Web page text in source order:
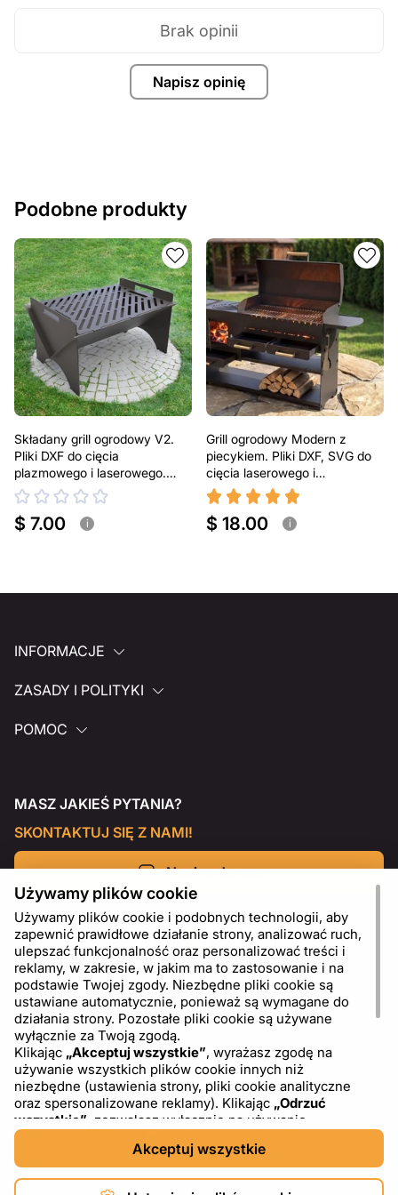
Napisz opinię
Brak opinii
Podobne produkty
Składany grill ogrodowy V2.
Pliki DXF do cięcia
plazmowego i laserowego.
Przenośny grill BBQ
$ 7.00 i
Grill ogrodowy Modern z
piecykiem. Pliki DXF, SVG do
cięcia laserowego i
plazmowego
$ 18.00 i
INFORMACJE
ZASADY I POLITYKI
POMOC
MASZ JAKIEŚ PYTANIA?
SKONTAKTUJ SIĘ Z NAMI!
Napisz do nas
PL USD - US Dollar ($)
Używamy plików cookie
Używamy plików cookie i podobnych technologii, aby
zapewnić prawidłowe działanie strony, analizować ruch,
ulepszać funkcjonalność oraz personalizować treści i
reklamy, w zakresie, w jakim ma to zastosowanie i na
podstawie Twojej zgody. Niezbędne pliki cookie są
ustawiane automatycznie, ponieważ są wymagane do
działania strony. Pozostałe pliki cookie są używane
wyłącznie za Twoją zgodą.
Klikając „Akceptuj wszystkie”, wyrażasz zgodę na
używanie wszystkich plików cookie innych niż
niezbędne (ustawienia strony, pliki cookie analityczne
oraz spersonalizowane reklamy). Klikając „Odrzuć
wszystkie” , zezwalasz wyłącznie na używanie
niezbędnych plików cookie. Klikając
, możesz wybrać, które kategorie plików cookie
chcesz zaakceptować lub zablokować. Możesz w
dowolnym momencie zmienić lub wycofać swoją zgodę,
Akceptuj wszystkie